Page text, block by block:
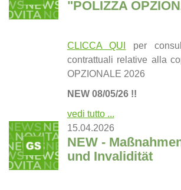
"POLIZZA
CLICCA QUI
per
contrattuali relative alla
OPZIONALE 2026
NEW 08/05/26 !!
vedi tutto ...
15.04.2026
NEW -
und Invalidität